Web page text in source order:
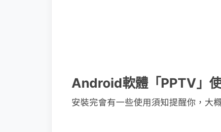
Android軟體「PPTV」
安裝完會有一些使用須知提醒你，大